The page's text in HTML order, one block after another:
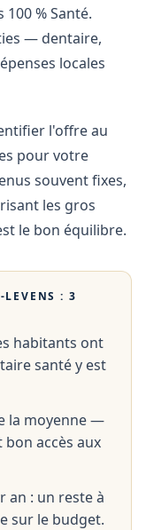
% Santé.
— dentaire,
locales
l'offre au
pour votre
souvent fixes,
les gros
le bon équilibre.
LEVENS : 3
habitants ont
santé y est
la moyenne —
accès aux
an : un reste à
sur le budget.